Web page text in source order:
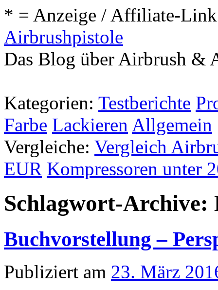
* = Anzeige / Affiliate-Link
Airbrushpistole
Das Blog über Airbrush &
Kategorien: Testberichte
Farbe Lackieren Allgemein
Vergleiche: Vergleich
EUR Kompressoren unter
Schlagwort-Archive:
Buchvorstellung –
Publiziert am 23. März